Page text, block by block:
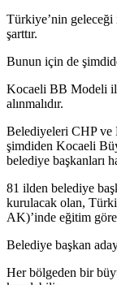
Türkiye’nin geleceği
şarttır.
Bunun için de
Kocaeli BB Modeli
alınmalıdır.
Belediyeleri CHP ve
şimdiden Kocaeli
belediye başkanları
81 ilden belediye
kurulacak olan,
AK)’inde eğitim
Belediye başkan
Her bölgeden bir